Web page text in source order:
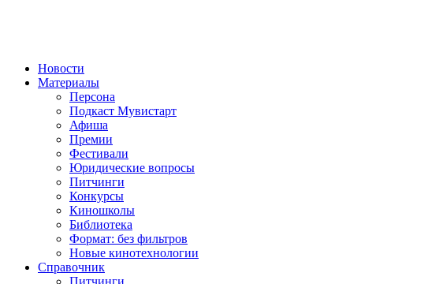
Новости
Материалы
Персона
Подкаст Мувистарт
Афиша
Премии
Фестивали
Юридические вопросы
Питчинги
Конкурсы
Киношколы
Библиотека
Формат: без фильтров
Новые кинотехнологии
Справочник
Питчинги